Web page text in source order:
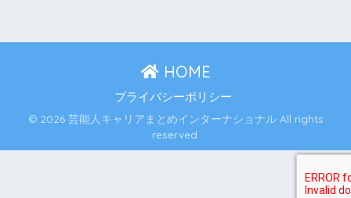
HOME
プライバシーポリシー
© 2026 芸能人キャリアまとめインターナショナル All rights
reserved.